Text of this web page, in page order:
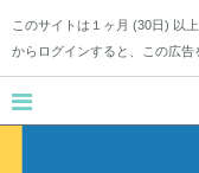
このサイトは１ヶ月 (30日) 以
からログインすると、この広告